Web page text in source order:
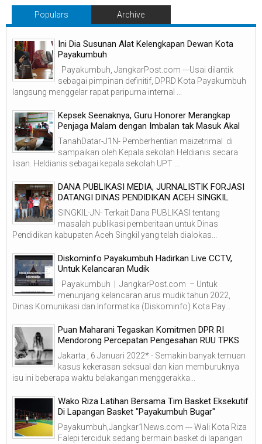
Populars Archive
Ini Dia Susunan Alat Kelengkapan Dewan Kota
Payakumbuh
Payakumbuh, JangkarPost.com ---Usai dilantik
sebagai pimpinan definitif, DPRD Kota Payakumbuh
langsung menggelar rapat paripurna internal ...
Kepsek Seenaknya, Guru Honorer Merangkap
Penjaga Malam dengan Imbalan tak Masuk Akal
TanahDatar-J1N- Pemberhentian maizetrimal di
sampaikan oleh Kepala sekolah Heldianis secara
lisan. Heldianis sebagai kepala sekolah UPT ...
DANA PUBLIKASI MEDIA, JURNALISTIK FORJASI
DATANGI DINAS PENDIDIKAN ACEH SINGKIL
SINGKIL-JN- Terkait Dana PUBLIKASI tentang
masalah publikasi pemberitaan untuk Dinas
Pendidikan kabupaten Aceh Singkil yang telah dialokas...
Diskominfo Payakumbuh Hadirkan Live CCTV,
Untuk Kelancaran Mudik
Payakumbuh | JangkarPost.com – Untuk
menunjang kelancaran arus mudik tahun 2022,
Dinas Komunikasi dan Informatika (Diskominfo) Kota Pay...
Puan Maharani Tegaskan Komitmen DPR RI
Mendorong Percepatan Pengesahan RUU TPKS
Jakarta , 6 Januari 2022* - Semakin banyak temuan
kasus kekerasan seksual dan kian memburuknya
isu ini beberapa waktu belakangan menggerakka...
Wako Riza Latihan Bersama Tim Basket Eksekutif
Di Lapangan Basket "Payakumbuh Bugar"
Payakumbuh,Jangkar1News.com --- Wali Kota Riza
Falepi terciduk sedang bermain basket di lapangan